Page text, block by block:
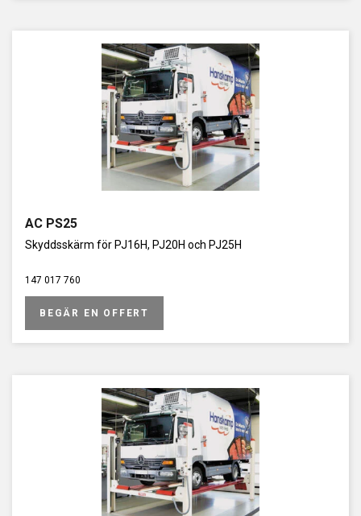
AC PS25
Skyddsskärm för PJ16H, PJ20H och PJ25H
147 017 760
BEGÄR EN OFFERT